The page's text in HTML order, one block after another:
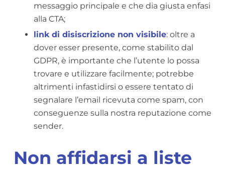
messaggio principale e che dia giusta enfasi
alla CTA;
link di disiscrizione non visibile: oltre a
dover esser presente, come stabilito dal
GDPR, è importante che l’utente lo possa
trovare e utilizzare facilmente; potrebbe
altrimenti infastidirsi o essere tentato di
segnalare l’email ricevuta come spam, con
conseguenze sulla nostra reputazione come
sender.
Non affidarsi a liste